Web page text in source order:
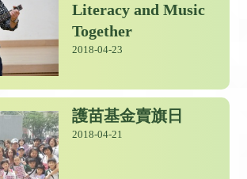
Literacy and Music
Together
2018-04-23
護苗基金賣旗日
2018-04-21